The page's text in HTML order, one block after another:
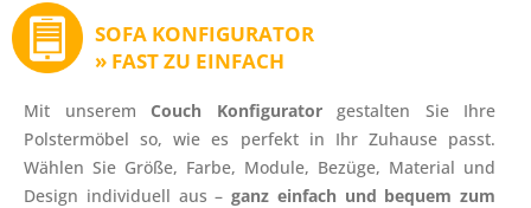
SOFA KONFIGURATOR
» FAST ZU EINFACH
Mit unserem Couch Konfiguratorgestalten Sie Ihre
Polstermöbel so, wie es perfekt in Ihr Zuhause passt.
Wählen Sie Größe, Farbe, Module, Bezüge, Material und
Design individuell aus – ganz einfach und bequem zum